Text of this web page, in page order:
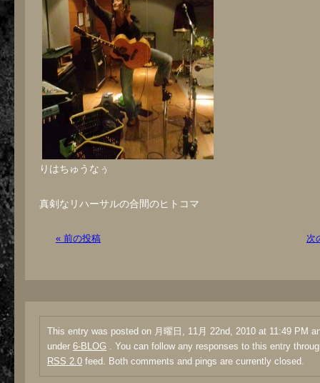
りはちゅうなぅ
真剣なリハーサルの合間のヒトコマ
« 前の投稿 次
This entry was posted on 月曜日, 11月 22nd, 2010 at 11:49 PM
under 6-BLOG . You can follow any responses to this entry
RSS 2.0 feed. Both comments and pings are currently closed.